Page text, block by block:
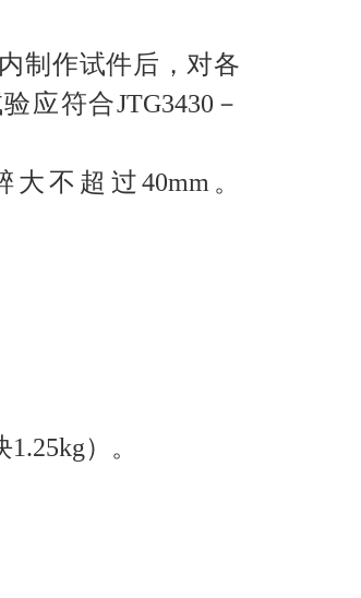
制作试件后，对各
应符合JTG3430－
不超过40mm。
）。